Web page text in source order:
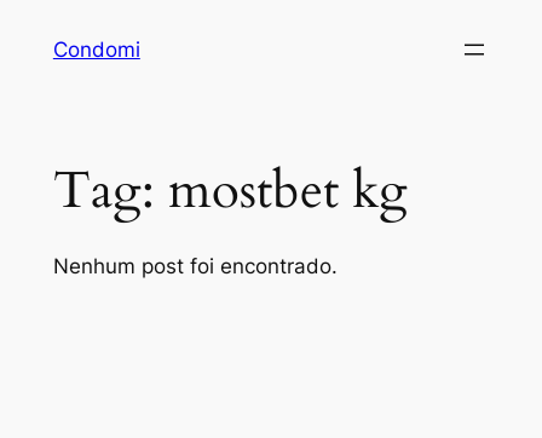
Condomi
Tag: mostbet kg
Nenhum post foi encontrado.